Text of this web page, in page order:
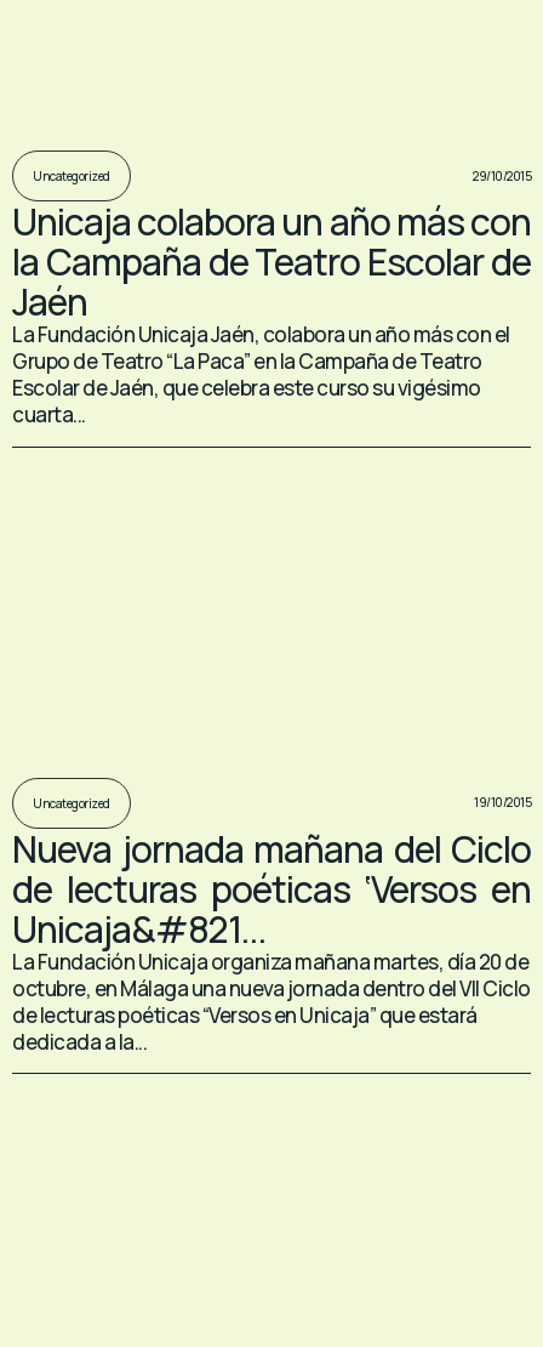
Uncategorized 29/10/2015
Unicaja colabora un año más con
la Campaña de Teatro Escolar de
Jaén
La Fundación Unicaja Jaén, colabora un año más con el
Grupo de Teatro “La Paca” en la Campaña de Teatro
Escolar de Jaén, que celebra este curso su vigésimo
cuarta...
Uncategorized 19/10/2015
Nueva jornada mañana del Ciclo
de lecturas poéticas ‘Versos en
Unicaja&#821...
La Fundación Unicaja organiza mañana martes, día 20 de
octubre, en Málaga una nueva jornada dentro del VII Ciclo
de lecturas poéticas “Versos en Unicaja” que estará
dedicada a la...